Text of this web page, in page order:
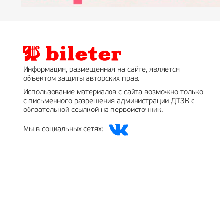
Информация, размещенная на сайте, является
объектом защиты авторских прав.
Использование материалов с сайта возможно только
с письменного разрешения администрации ДТЗК с
обязательной ссылкой на первоисточник.
Мы в социальных сетях: